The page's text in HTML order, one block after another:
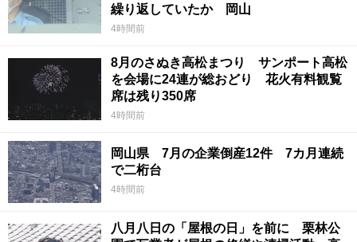
繰り返していたか 岡山
4時間前
8月のさぬき高松まつり サンポート高松
を会場に24連が総おどり 花火有料観覧
席は残り350席
4時間前
岡山県 7月の企業倒産12件 7カ月連続
で二桁台
4時間前
八月八日の「屋根の日」を前に 栗林公